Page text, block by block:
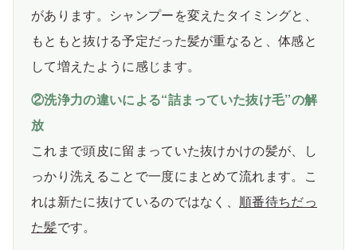
があります。シャンプーを変えたタイミングと、
もともと抜ける予定だった髪が重なると、体感と
して増えたように感じます。
②洗浄力の違いによる“詰まっていた抜け毛”の解
放
これまで頭皮に留まっていた抜けかけの髪が、し
っかり洗えることで一度にまとめて流れます。こ
れは新たに抜けているのではなく、 順番待ちだっ
た髪です。